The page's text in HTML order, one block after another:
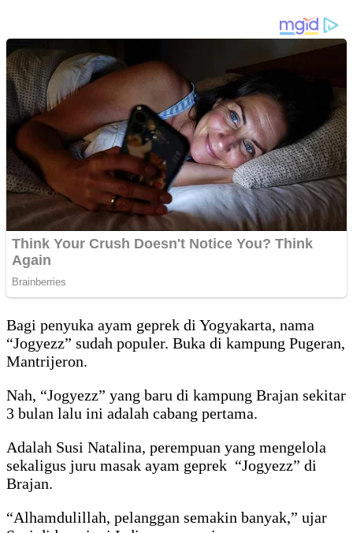
Bagi penyuka ayam geprek di Yogyakarta, nama
“Jogyezz” sudah populer. Buka di kampung Pugeran,
Mantrijeron.
Nah, “Jogyezz” yang baru di kampung Brajan sekitar
3 bulan lalu ini adalah cabang pertama.
Adalah Susi Natalina, perempuan yang mengelola
sekaligus juru masak ayam geprek “Jogyezz” di
Brajan.
“Alhamdulillah, pelanggan semakin banyak,” ujar